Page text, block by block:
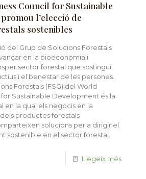
Council for Sustainable
l’elecció de
sostenibles
del Grup de Solucions Forestals
en la bioeconomia i
sector forestal que sostingui
i el benestar de les persones.
Forestals (FSG) del World
for Sustainable Development és la
en la qual els negocis en la
productes forestals
solucions per a dirigir el
sostenible en el sector forestal.
Llegeix més